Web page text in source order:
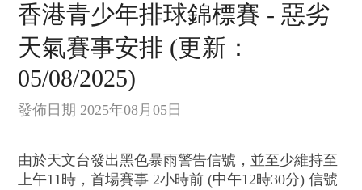
香港青少年排球錦標賽 - 惡劣
天氣賽事安排 (更新：
05/08/2025)
發佈日期 2025年08月05日
由於天文台發出黑色暴雨警告信號，並至少維持至
上午11時，首場賽事 2小時前 (中午12時30分) 信號